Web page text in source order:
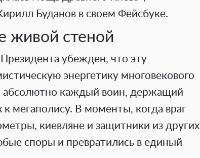
Буданов в своем Фейсбуке.
живой стеной
убежден, что эту
энергетику многовекового
абсолютно каждый воин, держащий
к мегаполису. В моменты, когда враг
киевляне и защитники из других
споры и превратились в единый